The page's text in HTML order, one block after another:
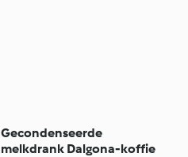
Gecondenseerde
melkdrank Dalgona-koffie